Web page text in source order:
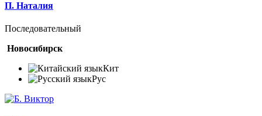
П. Наталия
Последовательный
Новосибирск
Кит
Рус